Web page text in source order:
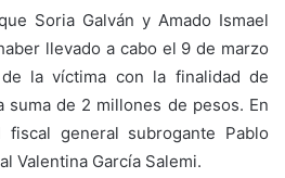
Soria Galván y Amado Ismael
llevado a cabo el 9 de marzo
la víctima con la finalidad de
de 2 millones de pesos. En
general subrogante Pablo
Valentina García Salemi.